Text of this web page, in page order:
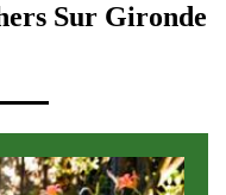
Sur Gironde